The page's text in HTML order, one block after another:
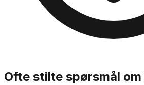
Ofte stilte spørsmål om